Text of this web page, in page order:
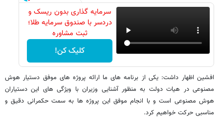
سرمایه گذاری بدون ریسک و
دردسر با صندوق سرمایه طلا؛
ثبت مشاوره
کلیک کن!
افشین اظهار داشت: یکی از برنامه های ما ارائه پروژه های موفق دستیار هوش
مصنوعی در هیات دولت به منظور آشنایی وزیران با ویژگی های این دستیاران
هوش مصنوعی است و با انجام موفق این پروژه ها به سمت حکمرانی دقیق و
مناسبی حرکت خواهیم کرد.